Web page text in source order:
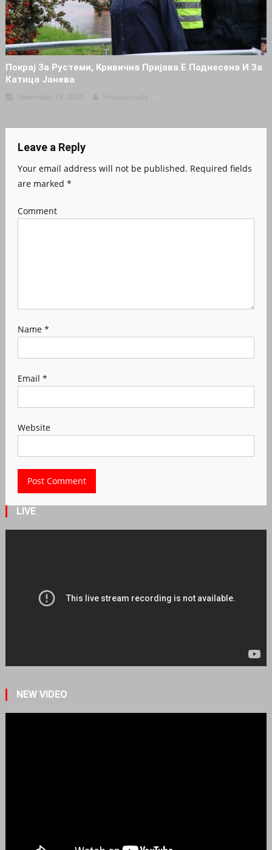
Покрај За Рустеми, Kpивична Пријава Е Поднесена И За
Катица Јанева
Leave a Reply
Your email address will not be published. Required fields
are marked *
Comment
Name *
Email *
Website
LIVE
NEW VIDEO